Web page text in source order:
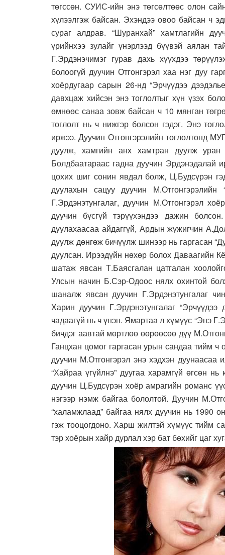
төгссөн. СУИС-ийн энэ төгсөлтөөс олон
хүлээлгэж байсан. Эхэндээ овоо байсан ч
сураг алдрав. “Шуранхай” хамтлагийн
үрийнхээ зулайг үнэрлээд бүүвэй аялан
Г.Эрдэнэчимэг гурав дахь хүүхдээ
болоогүй дуучин Отгонгэрэл хаа нэг дуу
хоёрдугаар сарын 26-нд “Эрчүүдээ
давхцаж хийсэн энэ тоглолтыг хүн үзэх
өмнөөс санаа зовж байсан ч 10 мянган
тоглолт нь ч нижгэр болсон гэдэг. Энэ
иржээ. Дуучин Отгонгэрэлийн тоглолтонд
дуулж, хамгийн анх хамтран дуулж уран
Болдбаатараас гадна дуучин Эрдэнэдалай
цохих шиг сонин явдал болж, Ц.Будсүрэн
дуулахын сацуу дуучин
Г.Эрдэнэтунгалаг, дуучин М.Отгонгэрэл
дуучин бүсгүй тэрүүхэндээ дажин
дуулахаасаа айдаггүй, Ардын жүжигчин
дуулж дөнгөж бичүүлж шинээр нь гаргасан
дуулсан. Ирээдүйн нөхөр болох Даваагийн
шатаж явсан Т.Баясгалан цатгалан
Улсын начин Б.Сэр-Одоос нялх охинтой
шаналж явсан дуучин Г.Эрдэнэтунгалаг
Харин дуучин Г.Эрдэнэтунгалаг
чадаагүй нь ч үнэн. Ямартаа л хүмүүс “Энэ
бичдэг аавтай мөртлөө өөрөөсөө дүү
Ганцхан цомог гаргасан урын сандаа тийм ч
дуучин М.Отгонгэрэл энэ хэдхэн
“Хайраа үгүйлнэ” дуугаа харамгүй өгсөн
дуучин Ц.Будсүрэн хоёр амрагийн романс
нэгээр нэмж байгаа бололтой. Дуучин
“халамжлаад” байгаа нялх дуучин нь 1990
гэж тооцогдоно. Харш жилтэй хүмүүс тийм
тэр хоёрын хайр дурлал хэр бат бөхийг цаг